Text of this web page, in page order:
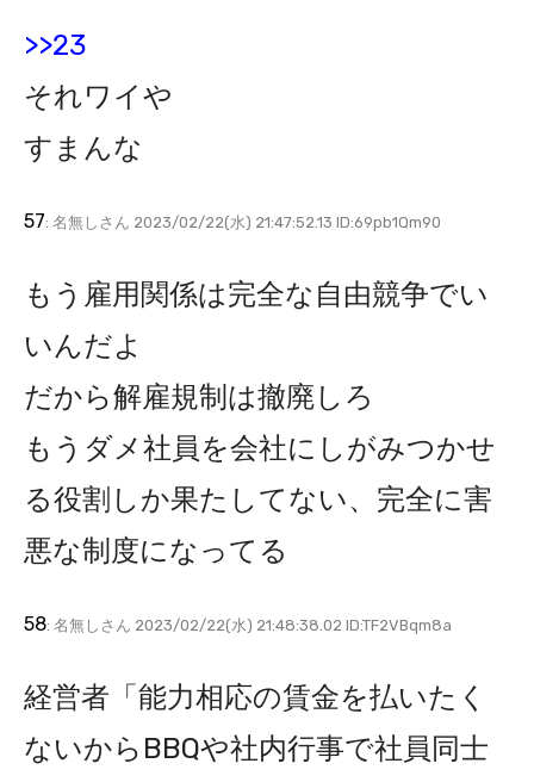
>>23
それワイや
すまんな
57: 名無しさん 2023/02/22(水) 21:47:52.13 ID:69pb1Qm90
もう雇用関係は完全な自由競争でい
いんだよ
だから解雇規制は撤廃しろ
もうダメ社員を会社にしがみつかせ
る役割しか果たしてない、完全に害
悪な制度になってる
58: 名無しさん 2023/02/22(水) 21:48:38.02 ID:TF2VBqm8a
経営者「能力相応の賃金を払いたく
ないからBBQや社内行事で社員同士